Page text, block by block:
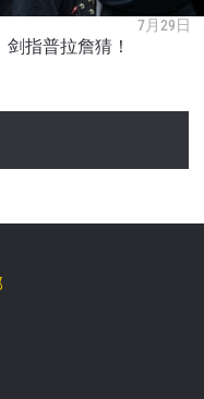
7月29日
指普拉詹猜！